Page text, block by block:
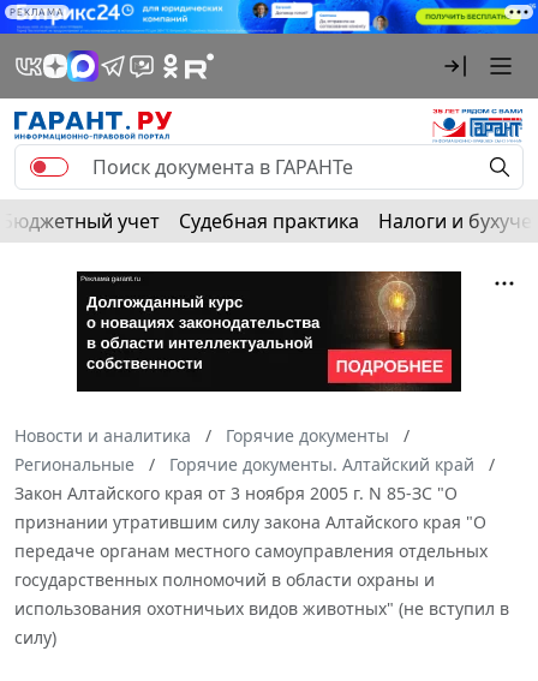
РЕКЛАМА
Бюджетный учет Судебная практика Налоги и
Новости и аналитика
Горячие документы
Региональные
Горячие документы. Алтайский край
Закон Алтайского края от 3 ноября 2005 г. N 85-ЗС "О
признании утратившим силу закона Алтайского края "О
передаче органам местного самоуправления отдельных
государственных полномочий в области охраны и
использования охотничьих видов животных" (не вступил в
силу)